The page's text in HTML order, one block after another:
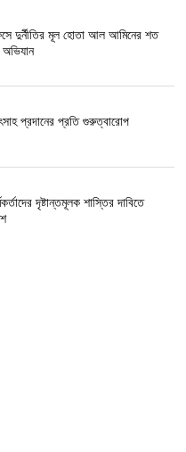
দুর্নীতির মূল হোতা আল আমিনের শত
প্রদানের প্রতি গুরুত্বারোপ
দৃষ্টান্তমূলক শাস্তির দাবিতে